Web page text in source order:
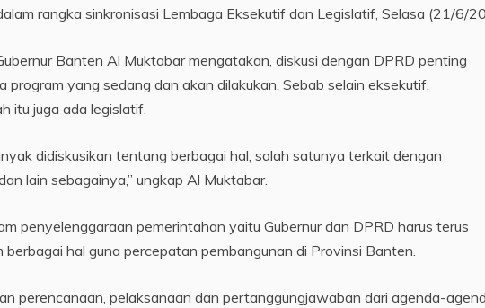
rangka sinkronisasi Lembaga Eksekutif dan Legislatif, Selasa (21/6/
Banten Al Muktabar mengatakan, diskusi dengan DPRD penting
program yang sedang dan akan dilakukan. Sebab selain eksekutif,
itu juga ada legislatif.
didiskusikan tentang berbagai hal, salah satunya terkait dengan
lain sebagainya,” ungkap Al Muktabar.
penyelenggaraan pemerintahan yaitu Gubernur dan DPRD harus terus
berbagai hal guna percepatan pembangunan di Provinsi Banten.
perencanaan, pelaksanaan dan pertanggungjawaban dari agenda-